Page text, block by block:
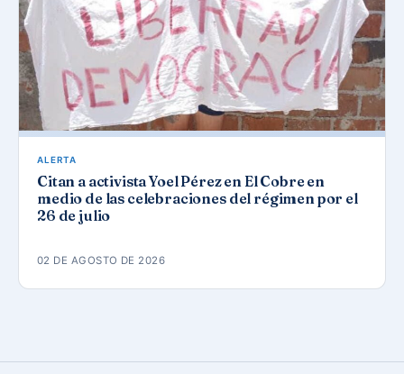
ALERTA
Citan a activista Yoel Pérez en El Cobre en
medio de las celebraciones del régimen por el
26 de julio
02 DE AGOSTO DE 2026